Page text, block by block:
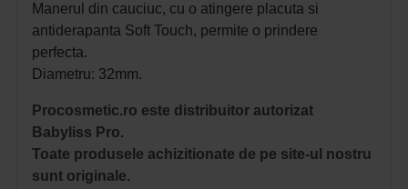
Manerul din cauciuc, cu o atingere placuta si
antiderapanta Soft Touch, permite o prindere
perfecta.
Diametru: 32mm.
Procosmetic.ro este distribuitor autorizat
Babyliss Pro.
Toate produsele achizitionate de pe site-ul nostru
sunt originale.